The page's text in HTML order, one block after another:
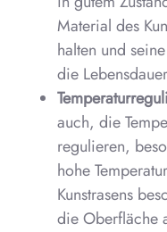
Material des
halten und
die
auch, die
regulieren,
hohe
Kunstrasens
die Oberfläche